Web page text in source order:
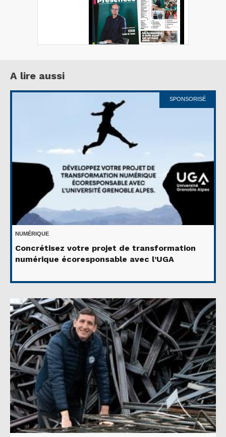
A lire aussi
SPONSORISÉ
NUMÉRIQUE
Concrétisez votre projet de transformation
numérique écoresponsable avec l’UGA